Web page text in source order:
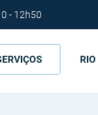
- 12h50
RIO